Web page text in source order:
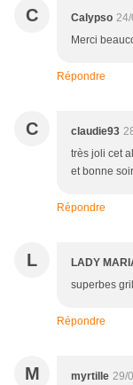
C Calypso
Merci
Répondre
C claudie93
très joli cet
et bonne
Répondre
L LADY
superbes
Répondre
M myrtille 29/